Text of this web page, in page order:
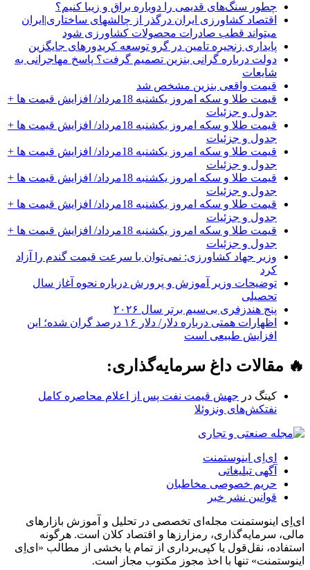
چطور سنگ‌های قدیمی را دوباره براق و زیبا کنیم؟
اقتصاد کشاورزی ایران درگذر از چالشهای ساختاری|ایران
میتواند قطب صادرات محصولات کشاورزی شود
پایداری زنجیره تامین در گرو توسعه کریدورهای جایگزین
دولت درباره گرانی بنزین تصمیم گرفت؟ پاسخ مهاجرانی به
شایعات
قیمت واقعی بنزین مشخص شد
قیمت طلا و سکه امروز یکشنبه 18مرداد/ افزایش قیمت ها +
جدول و جزئیات
قیمت طلا و سکه امروز یکشنبه 18مرداد/ افزایش قیمت ها +
جدول و جزئیات
قیمت طلا و سکه امروز یکشنبه 18مرداد/ افزایش قیمت ها +
جدول و جزئیات
قیمت طلا و سکه امروز یکشنبه 18مرداد/ افزایش قیمت ها +
جدول و جزئیات
قیمت طلا و سکه امروز یکشنبه 18مرداد/ افزایش قیمت ها +
جدول و جزئیات
قیمت طلا و سکه امروز یکشنبه 18مرداد/ افزایش قیمت ها +
جدول و جزئیات
وزیر جهاد کشاورزی: نمی‌توان با سرعت قیمت گندم را آزاد
کرد
توضیحات وزیر آموزش و پرورش درباره نحوه آغاز سال
تحصیلی
پنج هندزفری بی‌سیم برتر سال ۲۰۲۶
اظهارات همتی درباره دلار/ دلار ۱۶ درصد گران شده؛ این
افزایش طبیعی است
🔥 مقالات داغ سرمایه‌گذاری:
کینگ در جهش قیمت نفت پس از اعلام محاصره کامل
نفتکش‌های ونزوئلا
ای‌اِی اینوستمنت
آگهی تبلیغاتی
حریم خصوصی مخاطبان
قوانین نشر خبر
ای‌اِی اینوستمنت مجله‌ای تخصصی در تحلیل و آموزش بازارهای
مالی، سرمایه‌گذاری، رمزارزها و اقتصاد کلان است. هرگونه
استفاده، نقل‌قول یا کپی‌برداری از تمام یا بخشی از مطالب «ای‌اِی
اینوستمنت» تنها با اخذ مجوز مکتوب مجاز است.